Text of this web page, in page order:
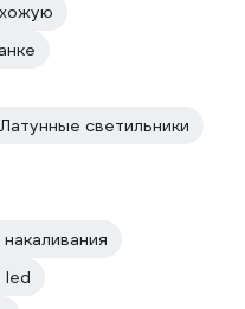
Латунные светильники
led